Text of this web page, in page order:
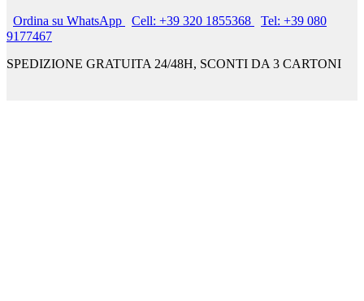
Ordina su WhatsApp Cell: +39 320 1855368
Tel: +39 080
9177467
SPEDIZIONE GRATUITA 24/48H, SCONTI DA 3 CARTONI